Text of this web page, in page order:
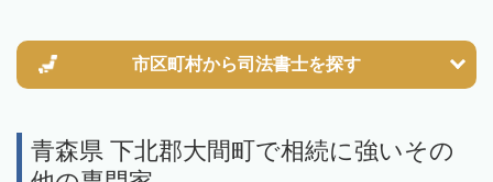
市区町村から司法書士を探す
青森県 下北郡大間町で相続に強いその